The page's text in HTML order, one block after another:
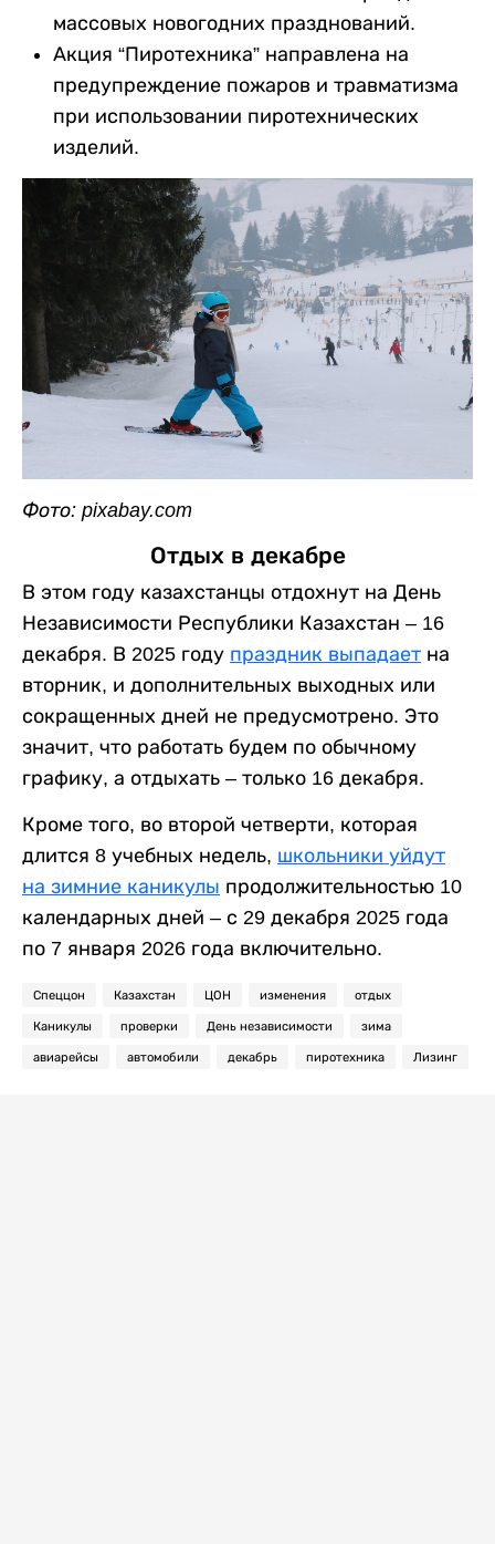
массовых новогодних празднований.
Акция “Пиротехника” направлена на
предупреждение пожаров и травматизма
при использовании пиротехнических
изделий.
Фото: pixabay.com
Отдых в декабре
В этом году казахстанцы отдохнут на День
Независимости Республики Казахстан – 16
декабря. В 2025 году праздник выпадает на
вторник, и дополнительных выходных или
сокращенных дней не предусмотрено. Это
значит, что работать будем по обычному
графику, а отдыхать – только 16 декабря.
Кроме того, во второй четверти, которая
длится 8 учебных недель, школьники уйдут
на зимние каникулы продолжительностью 10
календарных дней – с 29 декабря 2025 года
по 7 января 2026 года включительно.
Спеццон Казахстан ЦОН изменения отдых
Каникулы проверки День независимости зима
авиарейсы автомобили декабрь пиротехника Лизинг